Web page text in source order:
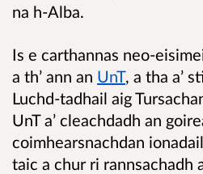
na h-Alba.
Is e carthannas neo-
a th’ ann an UnT, a tha a’
Luchd-tadhail aig
UnT a’ cleachdadh an
coimhearsnachdan
taic a chur ri rannsachadh